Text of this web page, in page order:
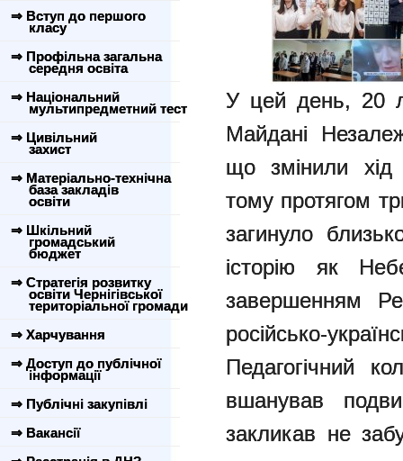
⇒ Вступ до першого
класу
⇒ Профільна загальна
середня освіта
⇒ Національний
мультипредметний тест
⇒ Цивільний
захист
⇒ Матеріально-технічна
база закладів
освіти
⇒ Шкільний
громадський
бюджет
⇒ Стратегія розвитку
освіти Чернігівської
територіальної громади
⇒ Харчування
⇒ Доступ до публічної
інформації
⇒ Публічні закупівлі
⇒ Вакансії
У цей день, 20
Майдані
що змінили хід
тому протягом
загинуло
історію як
завершенням
російсько-
Педагогічний
вшанував
закликав не